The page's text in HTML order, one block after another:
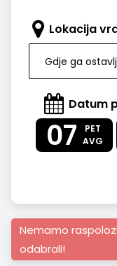
Lokacija
Gdje ga
Datum
07
PET
AVG
Nemamo
odabrali!